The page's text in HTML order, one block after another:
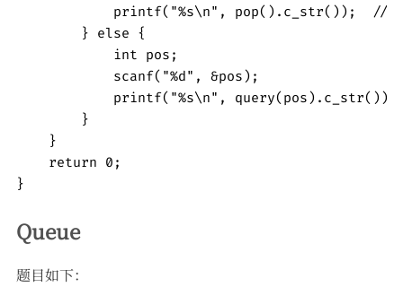
printf("%s\n", pop().c_str());  //
        } else {
            int pos;
            scanf("%d", &pos);
printf("%s\n",
        }
    }
    return 0;
Queue
题目如下：